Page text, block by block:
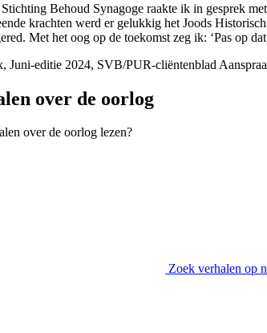
Behoud Synagoge raakte ik in gesprek
krachten werd er gelukkig het Joods
Met het oog op de toekomst zeg ik: ‘Pas op
Juni-editie 2024, SVB/PUR-cliëntenblad
over de oorlog
over de oorlog lezen?
Zoek verhalen op